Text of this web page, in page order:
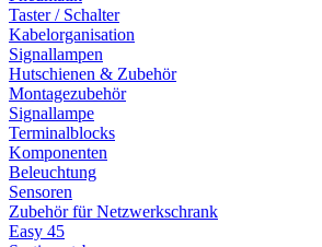
Taster / Schalter
Kabelorganisation
Signallampen
Hutschienen & Zubehör
Montagezubehör
Signallampe
Terminalblocks
Komponenten
Beleuchtung
Sensoren
Zubehör für Netzwerkschrank
Easy 45